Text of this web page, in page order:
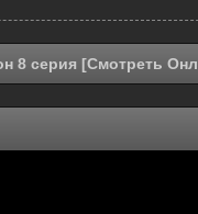
8 серия [Смотреть